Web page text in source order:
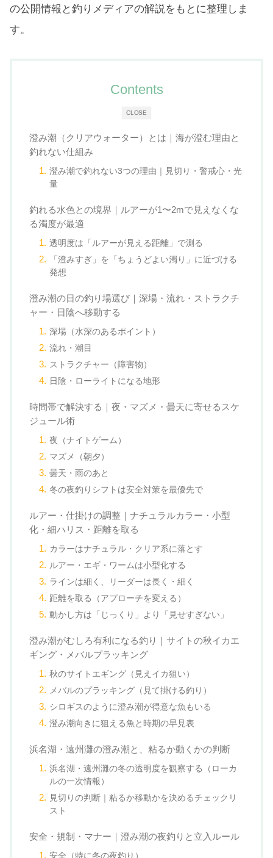
の公開情報と釣りメディアの解説をもとに整理しま
す。
CLOSE
Contents
澄み潮（クリアウォーター）とは｜海が澄む理由と
釣れない仕組み
澄み潮で釣れない3つの理由｜見切り・警戒心・光
量
釣れる水色との境界｜ルアーが1〜2mで見えなくな
る濁度が最適
透明度は「ルアーが見える距離」で測る
「澄みすぎ」を「ちょうどよい濁り」に近づける
発想
澄み潮の日の釣り場選び｜深場・流れ・ストラクチ
ャー・日陰へ移動する
深場（水深のあるポイント）
流れ・潮目
ストラクチャー（障害物）
日陰・ローライトになる地形
時間帯で解決する｜夜・マズメ・曇天に寄せるスケ
ジュール術
夜（ナイトゲーム）
マズメ（朝夕）
曇天・雨のあと
冬の夜釣りシフトは安全対策を最優先で
ルアー・仕掛けの調整｜ナチュラルカラー・小型
化・細ハリス・距離を取る
カラーはナチュラル・クリア系に落とす
ルアー・エギ・ワームは小型化する
ラインは細く、リーダーは長く・細く
距離を取る（アプローチを変える）
動かし方は「じっくり」より「見せすぎない」
澄み潮がむしろ有利になる釣り｜サイトの秋イカエ
ギング・メバルプラッキング
秋のサイトエギング（見えイカ狙い）
メバルのプラッキング（見て掛ける釣り）
シロギスのように澄み潮が得意な魚もいる
澄み潮向きに狙える魚と時期の早見表
浜名湖・遠州灘の澄み潮と、粘るか動くかの判断
浜名湖・遠州灘の冬の透明度を観察する（ローカ
ルの一次情報）
見切りの判断｜粘るか移動かを決めるチェックリ
スト
安全・規制・マナー｜澄み潮の夜釣りと立入ルール
安全（特に冬の夜釣り）